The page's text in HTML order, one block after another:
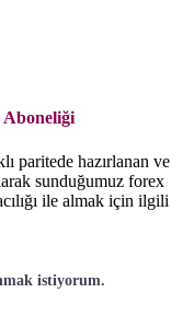
paritede hazırlanan ve
sunduğumuz forex
ile almak için ilgili
istiyorum.